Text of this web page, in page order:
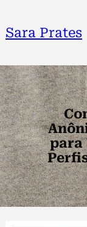
Sara Prates
para